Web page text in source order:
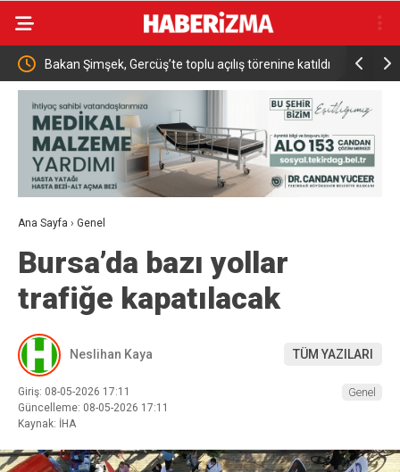
Bakan Şimşek, Gercüş’te toplu açılış törenine katıldı
Ana Sayfa › Genel
Bursa’da bazı yollar
trafiğe kapatılacak
Neslihan Kaya TÜM YAZILARI
Giriş: 08-05-2026 17:11
Güncelleme: 08-05-2026 17:11
Kaynak: İHA
Genel